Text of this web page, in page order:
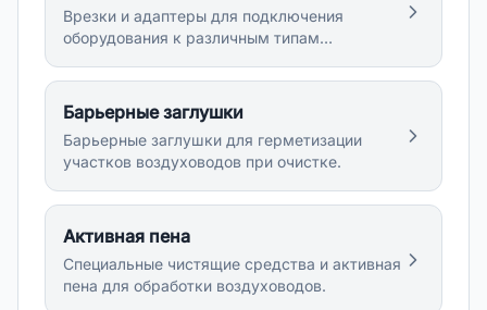
Врезки и адаптеры для подключения
оборудования к различным типам
Барьерные заглушки
Барьерные заглушки для герметизации
участков воздуховодов при очистке.
Активная пена
Специальные чистящие средства и активная
пена для обработки воздуховодов.